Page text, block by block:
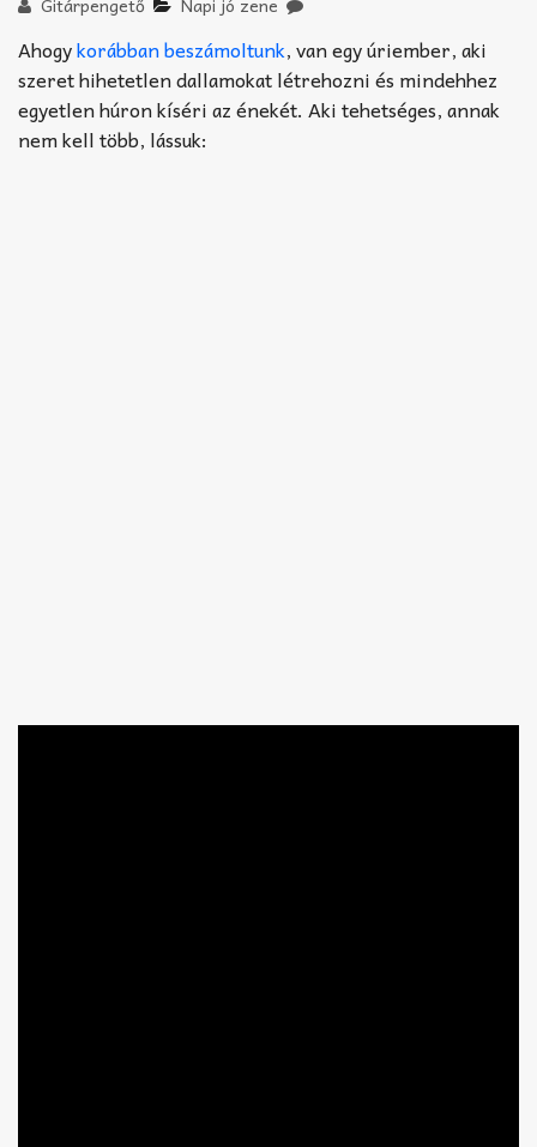
TABok
Improvizáció
Ahogykorábban beszámoltunk, van egy úriember, aki
szeret hihetetlen dallamokat létrehozni és mindehhez
egyetlen húron kíséri az énekét. Aki tehetséges, annak
nem kell több, lássuk: